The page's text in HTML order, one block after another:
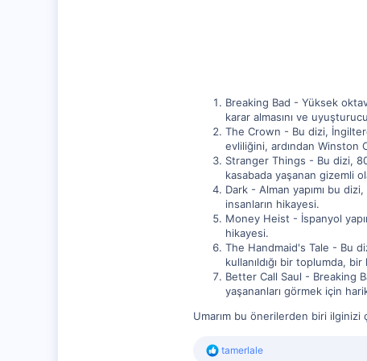
Breaking Bad - Yüksek
karar almasını ve
The Crown - Bu dizi,
evliliğini, ardından Winston
Stranger Things - Bu dizi,
kasabada yaşanan gizemli
Dark - Alman yapımı bu
insanların hikayesi.
Money Heist - İspanyol
hikayesi.
The Handmaid's Tale - Bu
kullanıldığı bir toplumda, bir
Better Call Saul - Breaking
yaşananları görmek için
Umarım bu önerilerden biri ilginizi
R
tamerlale